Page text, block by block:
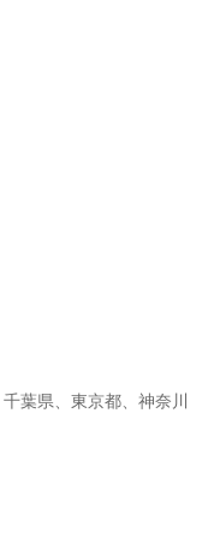
葉県、東京都、神奈川